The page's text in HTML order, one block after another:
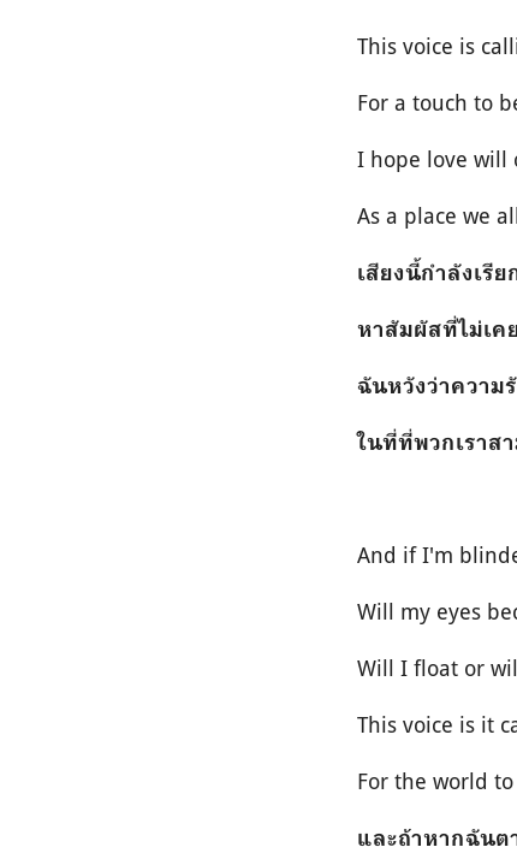
This voice is
For a touch to
I hope love will
As a place we
เสียงนี้กำลังเรีย
หาสัมผัสที่ไม่เค
ฉันหวังว่าความ
ในที่ที่พวกเราส
And if I'm
Will my eyes
Will I float or
This voice is it
For the world
และถ้าหากฉันต